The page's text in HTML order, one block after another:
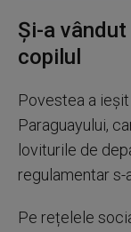
Și-a
copilul
Povestea a
Paraguayului,
loviturile de
regulamentar s-
Pe rețelele